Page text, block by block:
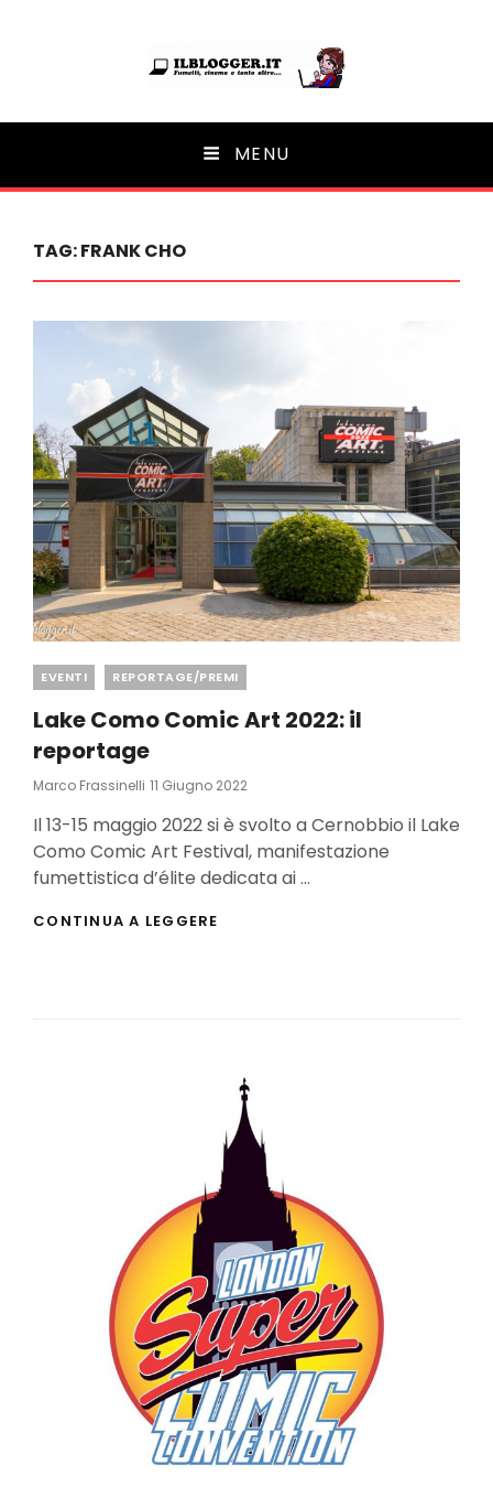
Ilblogger.it
Il portalino di blog | MENU
TAG:FRANK CHO
Categories
EVENTI REPORTAGE/PREMI
Lake Como Comic Art 2022: il
reportage
Marco Frassinelli Posted
11 Giugno 2022
Il 13-15 maggio 2022 si è svolto a Cernobbio il Lake
Como Comic Art Festival, manifestazione
fumettistica d’élite dedicata ai …
CONTINUA A LEGGERE